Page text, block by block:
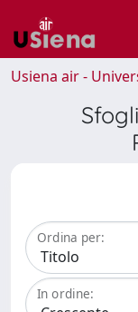
Usiena air -
Ordina per:
In ordine: